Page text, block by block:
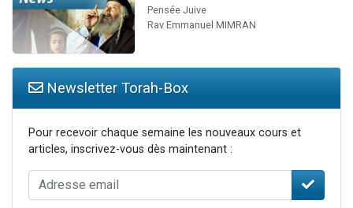
Pensée Juive
Rav Emmanuel MIMRAN
Newsletter Torah-Box
Pour recevoir chaque semaine les nouveaux cours et
articles, inscrivez-vous dès maintenant :